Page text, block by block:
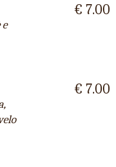
€ 7.00
€ 7.00